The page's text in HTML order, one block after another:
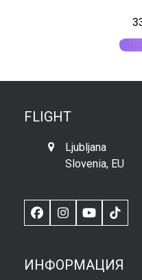
FLIGHT
Ljubljana
Slovenia, EU
FacebookInstagram
YouTube
ИНФОРМАЦИЯ